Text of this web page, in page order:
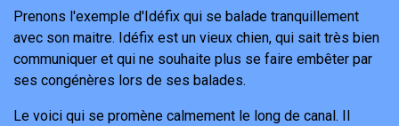
Prenons l'exemple d'Idéfix qui se balade tranquillement
avec son maitre. Idéfix est un vieux chien, qui sait très bien
communiquer et qui ne souhaite plus se faire embêter par
ses congénères lors de ses balades.
Le voici qui se promène calmement le long de canal. Il